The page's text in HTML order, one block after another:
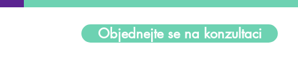
Objednejte se na konzultaci